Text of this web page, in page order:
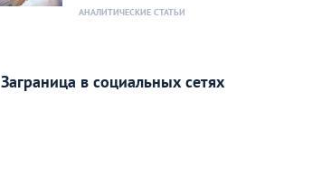
АНАЛИТИЧЕСКИЕ СТАТЬИ
Заграница в социальных сетях